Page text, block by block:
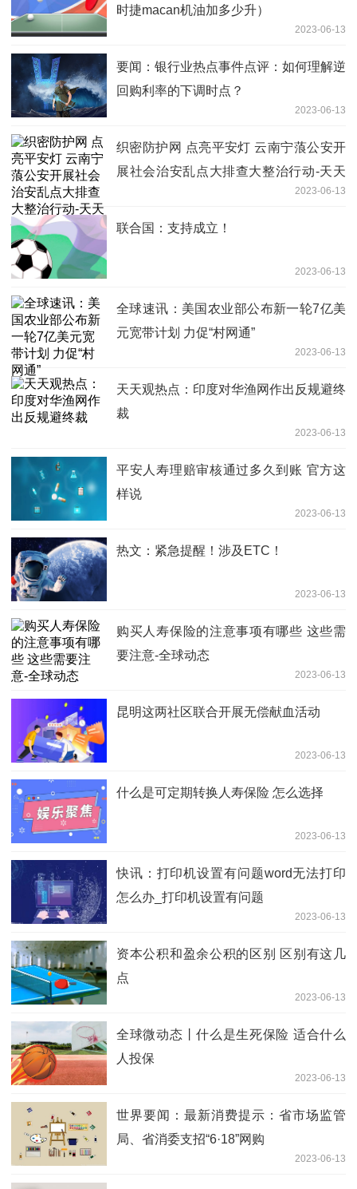
时捷macan机油加多少升）
2023-06-13
要闻：银行业热点事件点评：如何理解逆
回购利率的下调时点？
2023-06-13
织密防护网 点亮平安灯 云南宁蒗公安开
展社会治安乱点大排查大整治行动-天天
2023-06-13
联合国：支持成立！
2023-06-13
全球速讯：美国农业部公布新一轮7亿美
元宽带计划 力促“村网通”
2023-06-13
天天观热点：印度对华渔网作出反规避终
裁
2023-06-13
平安人寿理赔审核通过多久到账 官方这
样说
2023-06-13
热文：紧急提醒！涉及ETC！
2023-06-13
购买人寿保险的注意事项有哪些 这些需
要注意-全球动态
2023-06-13
昆明这两社区联合开展无偿献血活动
2023-06-13
什么是可定期转换人寿保险 怎么选择
2023-06-13
快讯：打印机设置有问题word无法打印
怎么办_打印机设置有问题
2023-06-13
资本公积和盈余公积的区别 区别有这几
点
2023-06-13
全球微动态丨什么是生死保险 适合什么
人投保
2023-06-13
世界要闻：最新消费提示：省市场监管
局、省消委支招“6·18”网购
2023-06-13